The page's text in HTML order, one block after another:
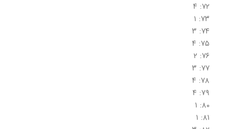
۷۲: ۴
۷۳: ۱
۷۴: ۳
۷۵: ۴
۷۶: ۲
۷۷: ۳
۷۸: ۴
۷۹: ۴
۸۰: ۱
۸۱: ۱